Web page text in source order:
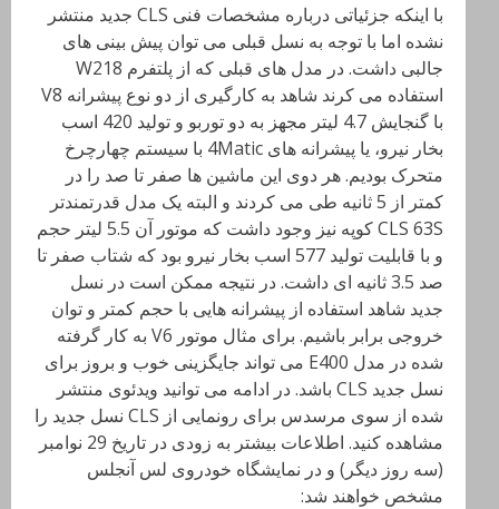
با اینکه جزئیاتی درباره مشخصات فنی CLS جدید منتشر
نشده اما با توجه به نسل قبلی می توان پیش بینی های
جالبی داشت. در مدل های قبلی که از پلتفرم W218
استفاده می کرند شاهد به کارگیری از دو نوع پیشرانه V8
با گنجایش 4.7 لیتر مجهز به دو توربو و تولید 420 اسب
بخار نیرو، یا پیشرانه های 4Matic با سیستم چهارچرخ
متحرک بودیم. هر دوی این ماشین ها صفر تا صد را در
کمتر از 5 ثانیه طی می کردند و البته یک مدل قدرتمندتر
CLS 63S کوپه نیز وجود داشت که موتور آن 5.5 لیتر حجم
و با قابلیت تولید 577 اسب بخار نیرو بود که شتاب صفر تا
صد 3.5 ثانیه ای داشت. در نتیجه ممکن است در نسل
جدید شاهد استفاده از پیشرانه هایی با حجم کمتر و توان
خروجی برابر باشیم. برای مثال موتور V6 به کار گرفته
شده در مدل E400 می تواند جایگزینی خوب و بروز برای
نسل جدید CLS باشد. در ادامه می توانید ویدئوی منتشر
شده از سوی مرسدس برای رونمایی از CLS نسل جدید را
مشاهده کنید. اطلاعات بیشتر به زودی در تاریخ 29 نوامبر
(سه روز دیگر) و در نمایشگاه خودروی لس آنجلس
مشخص خواهند شد: